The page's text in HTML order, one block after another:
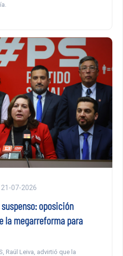
21-07-2026
oposición
la megarreforma para
Raúl Leiva, advirtió que la